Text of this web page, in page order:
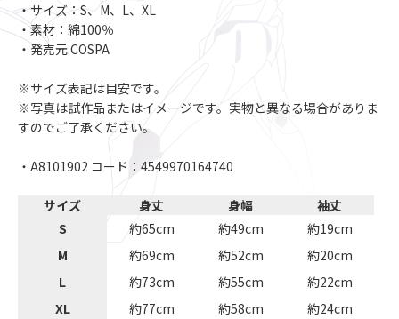
・サイズ：S、M、L、XL
・素材：綿100％
・発売元:COSPA
※サイズ表記は目安です。
※写真は試作品またはイメージです。実物と異なる場合がありま
すのでご了承ください。
・A8101902 コード：4549970164740
サイズ 身丈 身幅
袖丈
S
約65cm 約49cm
約19cm
M
約69cm 約52cm
約20cm
L
約73cm 約55cm
約22cm
XL
約77cm 約58cm 約24cm